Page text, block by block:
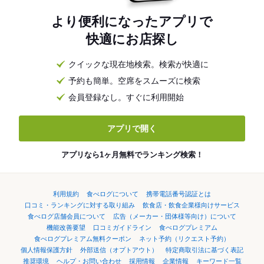
より便利になったアプリで
快適にお店探し
クイックな現在地検索。検索が快適に
予約も簡単。空席をスムーズに検索
会員登録なし。すぐに利用開始
アプリで開く
アプリなら1ヶ月無料でランキング検索！
利用規約 食べログについて
携帯電話番号認証とは
口コミ・ランキングに対する取り組み
飲食店・飲食企業様向けサービス
食べログ店舗会員について
広告（メーカー・団体様等向け）について
機能改善要望
口コミガイドライン
食べログプレミアム
食べログプレミアム無料クーポン
ネット予約（リクエスト予約）
個人情報保護方針
外部送信（オプトアウト）
特定商取引法に基づく表記
推奨環境
ヘルプ・お問い合わせ 採用情報 企業情報 キーワード一覧